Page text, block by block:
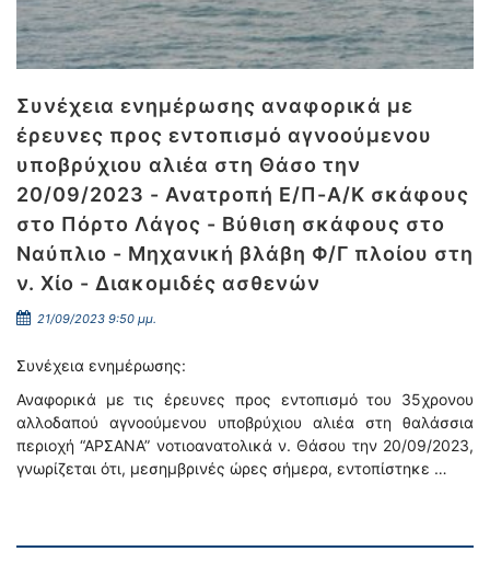
Συνέχεια ενημέρωσης αναφορικά με
έρευνες προς εντοπισμό αγνοούμενου
υποβρύχιου αλιέα στη Θάσο την
20/09/2023 - Ανατροπή Ε/Π-Α/Κ σκάφους
στο Πόρτο Λάγος - Βύθιση σκάφους στο
Ναύπλιο - Μηχανική βλάβη Φ/Γ πλοίου στη
ν. Χίο - Διακομιδές ασθενών
21/09/2023 9:50 μμ.
Συνέχεια ενημέρωσης:
Αναφορικά με τις έρευνες προς εντοπισμό του 35χρονου
αλλοδαπού αγνοούμενου υποβρύχιου αλιέα στη θαλάσσια
περιοχή “ΑΡΣΑΝΑ” νοτιοανατολικά ν. Θάσου την 20/09/2023,
γνωρίζεται ότι, μεσημβρινές ώρες σήμερα, εντοπίστηκε …